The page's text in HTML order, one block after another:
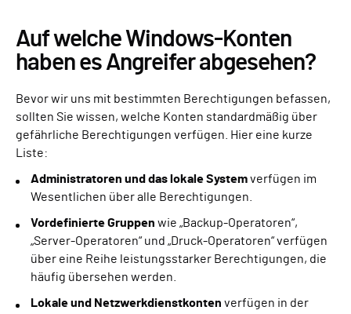
Auf welche Windows-Konten
haben es Angreifer abgesehen?
Bevor wir uns mit bestimmten Berechtigungen befassen,
sollten Sie wissen, welche Konten standardmäßig über
gefährliche Berechtigungen verfügen. Hier eine kurze
Liste:
Administratoren und das lokale Systemverfügen im
Wesentlichen über alle Berechtigungen.
Vordefinierte Gruppen wie „Backup-Operatoren“,
„Server-Operatoren“ und „Druck-Operatoren“ verfügen
über eine Reihe leistungsstarker Berechtigungen, die
häufig übersehen werden.
Lokale und Netzwerkdienstkonten verfügen in der